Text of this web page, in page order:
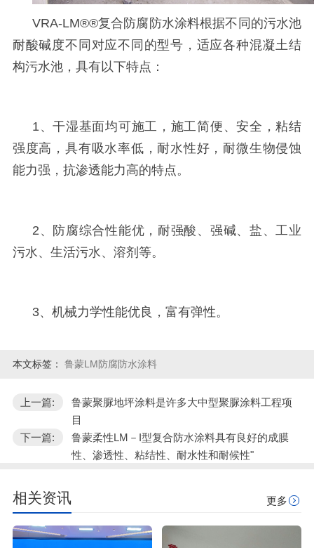
VRA-LM®®复合防腐防水涂料根据不同的污水池
耐酸碱度不同对应不同的型号，适应各种混凝土结
构污水池，具有以下特点：
1、干湿基面均可施工，施工简便、安全，粘结
强度高，具有吸水率低，耐水性好，耐微生物侵蚀
能力强，抗渗透能力高的特点。
2 、防腐综合性能优，耐强酸、强碱、盐、工业
污水、生活污水、溶剂等。
3、机械力学性能优良，富有弹性。
本文标签： 鲁蒙LM防腐防水涂料
上一篇:
鲁蒙聚脲地坪涂料是许多大中型聚脲涂料工程项
目
下一篇:
鲁蒙柔性LM－I型复合防水涂料具有良好的成膜
性、渗透性、粘结性、耐水性和耐候性"
相关资讯 更多